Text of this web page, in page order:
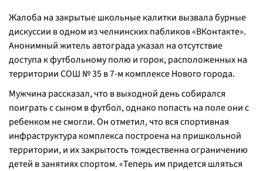
Жалоба на закрытые школьные калитки вызвала бурные
дискуссии в одном из челнинских пабликов «ВКонтакте».
Анонимный житель автограда указал на отсутствие
доступа к футбольному полю и горок, расположенных на
территории СОШ № 35 в 7-м комплексе Нового города.
Мужчина рассказал, что в выходной день собирался
поиграть с сыном в футбол, однако попасть на поле они с
ребенком не смогли. Он отметил, что вся спортивная
инфраструктура комплекса построена на пришкольной
территории, и их закрытость тождественна ограничению
детей в занятиях спортом. «Теперь им придется шляться